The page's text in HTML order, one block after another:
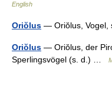
English
Oriŏlus — Oriŏlus,
Oriŏlus — Oriŏlus, der
Sperlingsvögel (s. d.) …